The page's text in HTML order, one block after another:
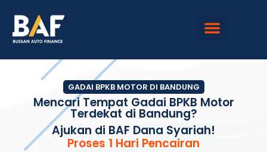
GADAI BPKB MOTOR DI BANDUNG
Mencari Tempat Gadai BPKB Motor
Terdekat di Bandung?
Ajukan di BAF Dana Syariah!
Proses 1 Hari Pencairan